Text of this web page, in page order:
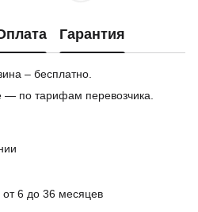
Гарантия
– бесплатно.
— по тарифам перевозчика.
от 6 до 36 месяцев